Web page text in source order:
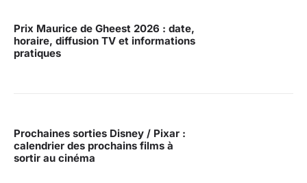
Prix Maurice de Gheest 2026 : date,
horaire, diffusion TV et informations
pratiques
Prochaines sorties Disney / Pixar :
calendrier des prochains films à
sortir au cinéma